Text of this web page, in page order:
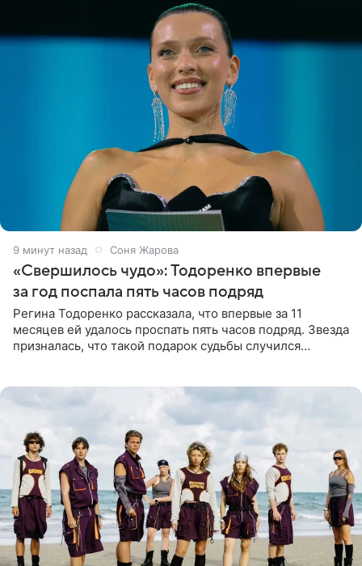
9 минут назад Соня Жарова
«Свершилось чудо»: Тодоренко впервые
за год поспала пять часов подряд
Регина Тодоренко рассказала, что впервые за 11
месяцев ей удалось проспать пять часов подряд. Звезда
призналась, что такой подарок судьбы случился